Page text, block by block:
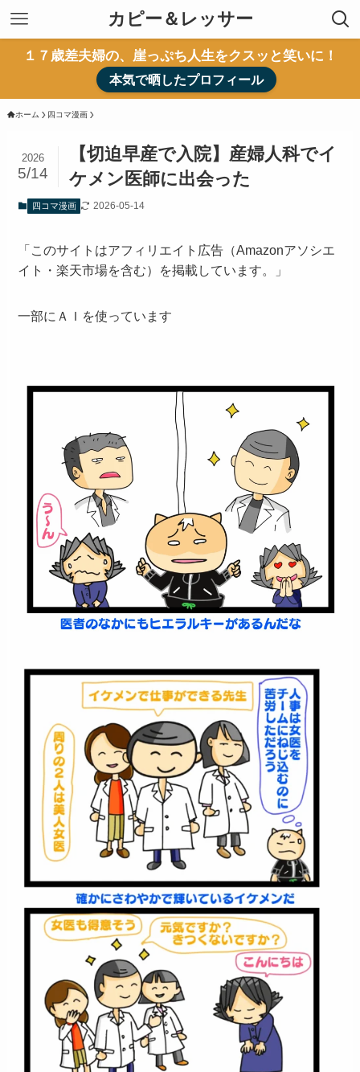
カピー＆レッサー
１７歳差夫婦の、崖っぷち人生をクスッと笑いに！
本気で晒したプロフィール
ホーム 四コマ漫画
【切迫早産で入院】産婦人科でイ
ケメン医師に出会った
2026
5/14
四コマ漫画 2026-05-14
「このサイトはアフィリエイト広告（Amazonアソシエ
イト・楽天市場を含む）を掲載しています。」
一部にＡＩを使っています